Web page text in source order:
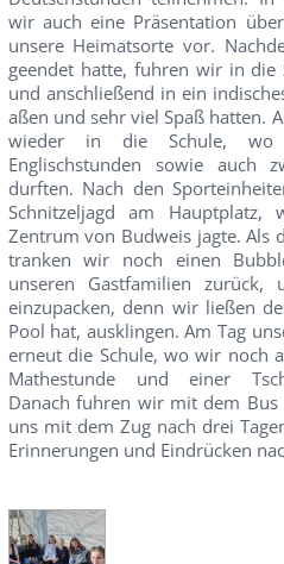
wir auch eine Präsentation
unsere Heimatsorte vor.
geendet hatte, fuhren wir in die
und anschließend in ein
aßen und sehr viel Spaß hatten.
wieder in die Schule,
Englischstunden sowie auch
durften. Nach den
Schnitzeljagd am
Zentrum von Budweis jagte. Als
tranken wir noch einen
unseren Gastfamilien zurück,
einzupacken, denn wir ließen
Pool hat, ausklingen. Am Tag
erneut die Schule, wo wir noch
Mathestunde und einer
Danach fuhren wir mit dem
uns mit dem Zug nach drei
Erinnerungen und Eindrücken